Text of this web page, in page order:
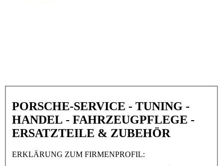
PORSCHE-SERVICE - TUNING -
HANDEL - FAHRZEUGPFLEGE -
ERSATZTEILE & ZUBEHÖR
ERKLÄRUNG ZUM FIRMENPROFIL: